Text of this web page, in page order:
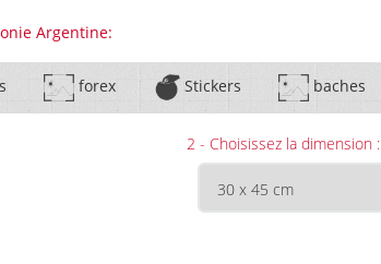
Argentine:
forex Stickers baches
2 - Choisissez la dimension :